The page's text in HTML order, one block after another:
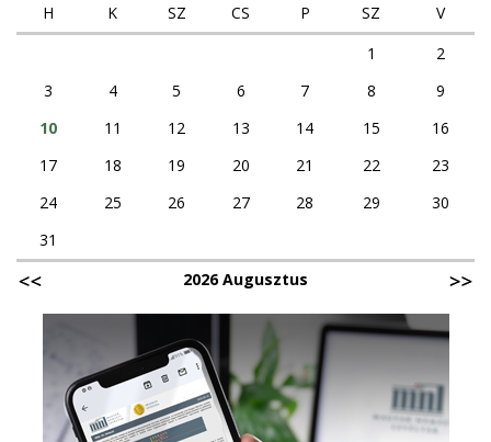
H
K SZ CS P SZ
V
1
2
3
4 5 6 7 8
9
10
11 12 13 14 15
16
17
18 19 20 21 22
23
24
25 26 27 28 29
30
31
2026 Augusztus